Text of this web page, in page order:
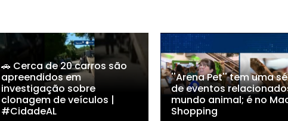
🚗 Cerca de 20 carros são
apreendidos em
investigação sobre
clonagem de veículos |
#CidadeAL
''Arena Pet'' tem uma
de eventos
mundo animal; é no
Shopping